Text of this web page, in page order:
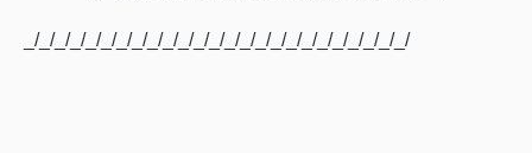
_/_/_/_/_/_/_/_/_/_/_/_/_/_/_/_/_/_/_/_/_/_/_/_/_/